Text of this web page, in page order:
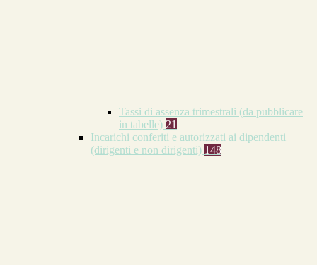
Tassi di assenza trimestrali (da pubblicare
in tabelle) 21
Incarichi conferiti e autorizzati ai dipendenti
(dirigenti e non dirigenti) 148